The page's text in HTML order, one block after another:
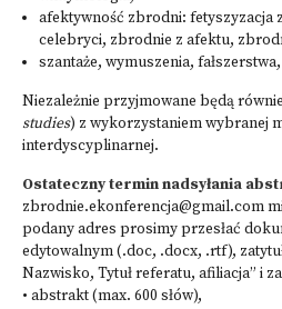
afektywność zbrodni:
celebryci, zbrodnie z afektu,
szantaże, wymuszenia,
Niezależnie przyjmowane będą
studies) z wykorzystaniem wybranej
interdyscyplinarnej.
Ostateczny termin nadsyłania
zbrodnie.ekonferencja@gmail.com
podany adres prosimy przesłać
edytowalnym (.doc, .docx, .rtf),
Nazwisko, Tytuł referatu, afiliacja” i
• abstrakt (max. 600 słów),